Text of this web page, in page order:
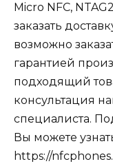
Micro NFC,
заказать
возможно
гарантией
подходящий
консультация
специалиста.
Вы можете
https://